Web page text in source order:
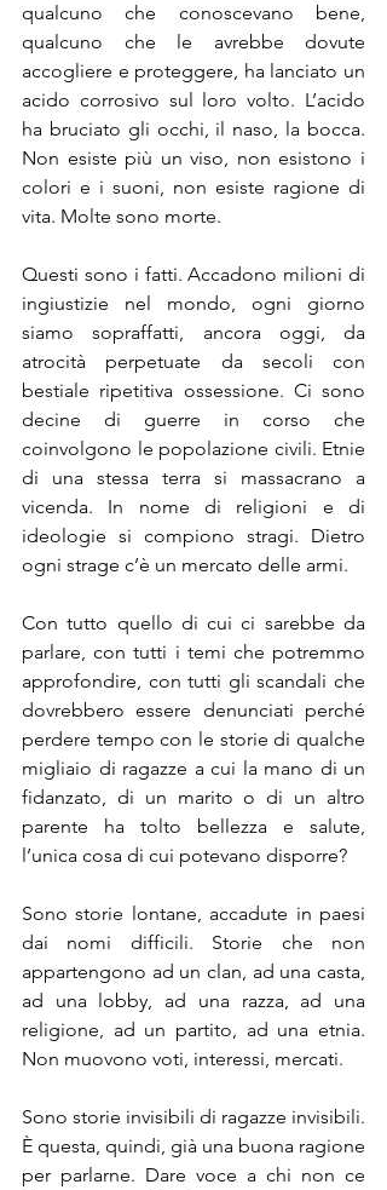
qualcuno che conoscevano bene,
qualcuno che le avrebbe dovute
accogliere e proteggere, ha lanciato un
acido corrosivo sul loro volto. L’acido
ha bruciato gli occhi, il naso, la bocca.
Non esiste più un viso, non esistono i
colori e i suoni, non esiste ragione di
vita. Molte sono morte.
Questi sono i fatti. Accadono milioni di
ingiustizie nel mondo, ogni giorno
siamo sopraffatti, ancora oggi, da
atrocità perpetuate da secoli con
bestiale ripetitiva ossessione. Ci sono
decine di guerre in corso che
coinvolgono le popolazione civili. Etnie
di una stessa terra si massacrano a
vicenda. In nome di religioni e di
ideologie si compiono stragi. Dietro
ogni strage c’è un mercato delle armi.
Con tutto quello di cui ci sarebbe da
parlare, con tutti i temi che potremmo
approfondire, con tutti gli scandali che
dovrebbero essere denunciati perché
perdere tempo con le storie di qualche
migliaio di ragazze a cui la mano di un
fidanzato, di un marito o di un altro
parente ha tolto bellezza e salute,
l’unica cosa di cui potevano disporre?
Sono storie lontane, accadute in paesi
dai nomi difficili. Storie che non
appartengono ad un clan, ad una casta,
ad una lobby, ad una razza, ad una
religione, ad un partito, ad una etnia.
Non muovono voti, interessi, mercati.
Sono storie invisibili di ragazze invisibili.
È questa, quindi, già una buona ragione
per parlarne. Dare voce a chi non ce